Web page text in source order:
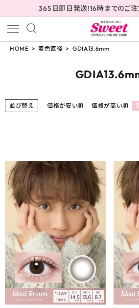
365日即日発送!16時までのご
meeting_room ログイン person 会員登録
お支払い方法について
お買い物ガイド
お問い合わせ
よくあるご質問
ブログページ
HOME 着色直径 GDIA13.6mm
並び替え 価格が安い順 価格が高い順